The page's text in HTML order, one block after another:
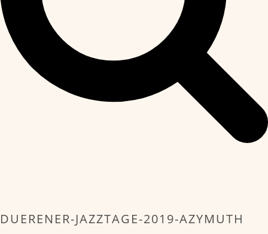
DUERENER-JAZZTAGE-2019-AZYMUTH